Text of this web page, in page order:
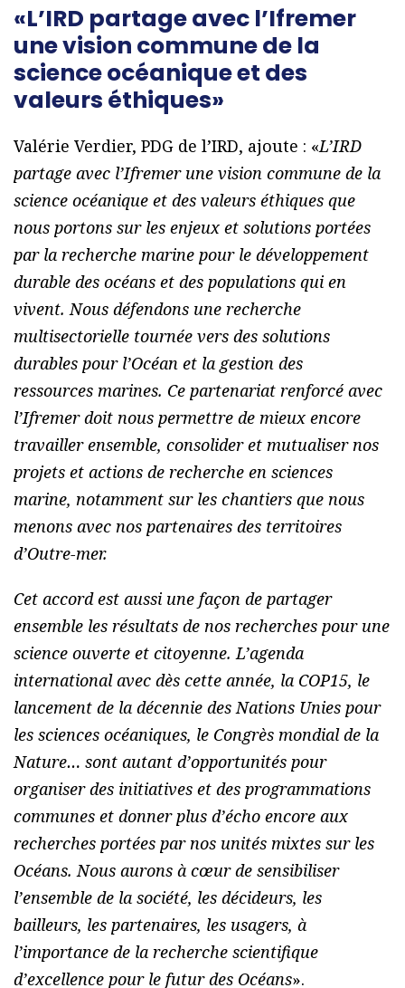
«L’IRD partage avec l’Ifremer
une vision commune de la
science océanique et des
valeurs éthiques»
Valérie Verdier, PDG de l’IRD, ajoute : «L’IRD
partage avec l’Ifremer une vision commune de la
science océanique et des valeurs éthiques que
nous portons sur les enjeux et solutions portées
par la recherche marine pour le développement
durable des océans et des populations qui en
vivent. Nous défendons une recherche
multisectorielle tournée vers des solutions
durables pour l’Océan et la gestion des
ressources marines. Ce partenariat renforcé avec
l’Ifremer doit nous permettre de mieux encore
travailler ensemble, consolider et mutualiser nos
projets et actions de recherche en sciences
marine, notamment sur les chantiers que nous
menons avec nos partenaires des territoires
d’Outre-mer.
Cet accord est aussi une façon de partager
ensemble les résultats de nos recherches pour une
science ouverte et citoyenne. L’agenda
international avec dès cette année, la COP15, le
lancement de la décennie des Nations Unies pour
les sciences océaniques, le Congrès mondial de la
Nature… sont autant d’opportunités pour
organiser des initiatives et des programmations
communes et donner plus d’écho encore aux
recherches portées par nos unités mixtes sur les
Océans. Nous aurons à cœur de sensibiliser
l’ensemble de la société, les décideurs, les
bailleurs, les partenaires, les usagers, à
l’importance de la recherche scientifique
d’excellence pour le futur des Océans».